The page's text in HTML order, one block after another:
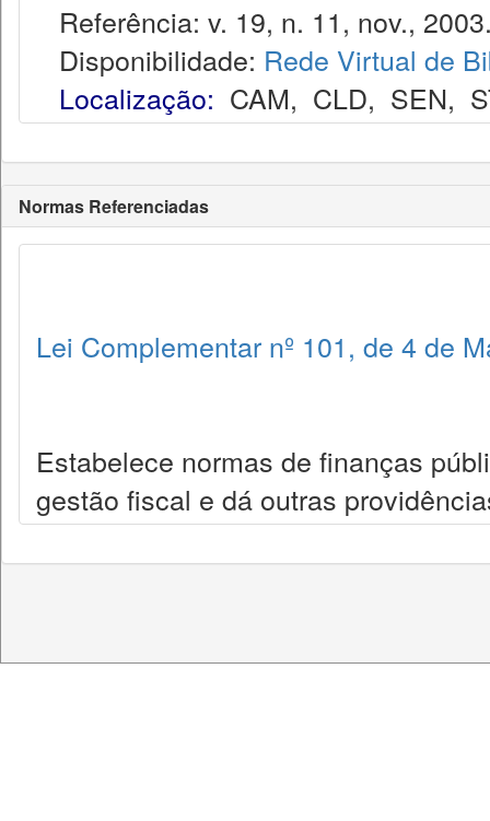
Referência: v. 19, n. 11, nov.,
Disponibilidade: Rede Virtual de
Localização: CAM, CLD, SEN,
Normas Referenciadas
Lei Complementar nº 101, de 4 de
Estabelece normas de finanças
gestão fiscal e dá outras